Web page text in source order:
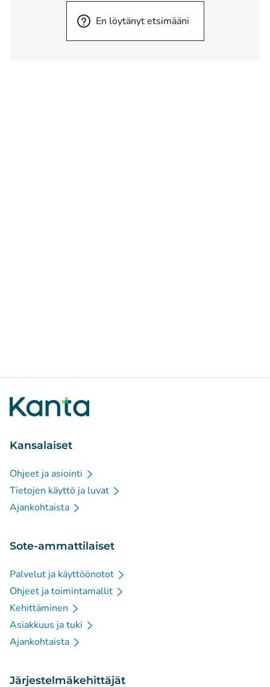
En löytänyt etsimääni
Kansalaiset
Ohjeet ja asiointi
Tietojen käyttö ja luvat
Ajankohtaista
Sote-ammattilaiset
Palvelut ja käyttöönotot
Ohjeet ja toimintamallit
Kehittäminen
Asiakkuus ja tuki
Ajankohtaista
Järjestelmäkehittäjät